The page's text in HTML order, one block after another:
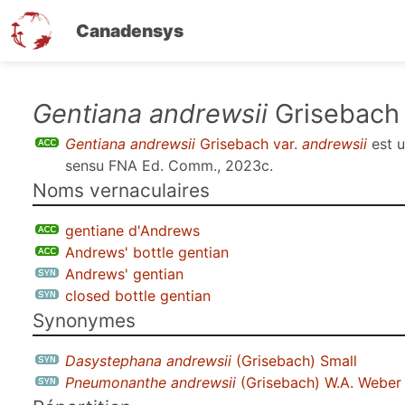
Canadensys
contenu
Gentiana andrewsii
Gentiana andrewsii Grisebach var. andrewsii est
sensu FNA Ed. Comm., 2023c.
Noms vernaculaires
gentiane d'Andrews
Andrews' bottle gentian
Andrews' gentian
closed bottle gentian
Synonymes
Dasystephana andrewsii (Grisebach) Small
Pneumonanthe andrewsii (Grisebach) W.A. Weber